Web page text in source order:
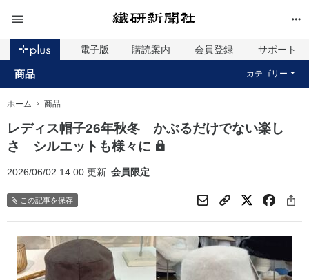
電子版 購読案内 会員登録 サポート
商品 カテゴリー
ホーム 商品
レディス帽子26年秋冬 かぶるだけでない楽し
さ シルエットも様々に
2026/06/02 14:00 更新 会員限定
この記事を保存